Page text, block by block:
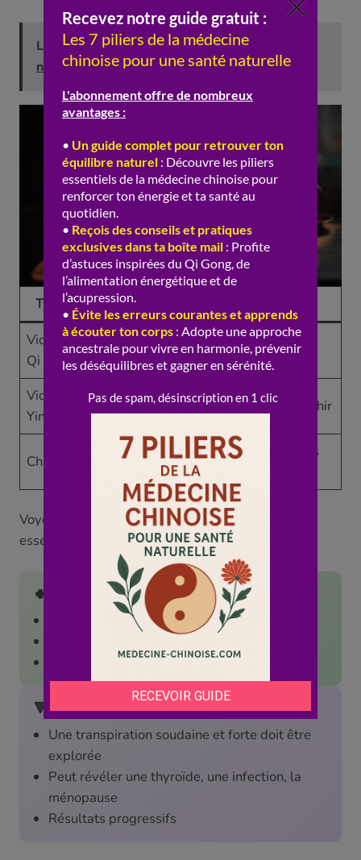
Lire aussi :
Vertiges : traiter le vent interne et
nourrir le foie
Type Quand
Vide de
Qi
Jour, au
moindre effort
Tonifier le Qi,
consolider la surface
Vide de
Yin
Nuit (sueurs
nocturnes)
Nourrir le Yin, rafraîchir
Chaleur
Sueur chaude,
Aliments frais, moins
d’excitants
Voyons ce que l’approche apporte, et sa limite
essentielle.
🍀 Les plus
Distingue vide de Qi et vide de Yin
Améliore souvent fatigue et immunité
🔻 Les limites
Une transpiration soudaine et forte doit être
explorée
Peut révéler une thyroïde, une infection, la
ménopause
Résultats progressifs